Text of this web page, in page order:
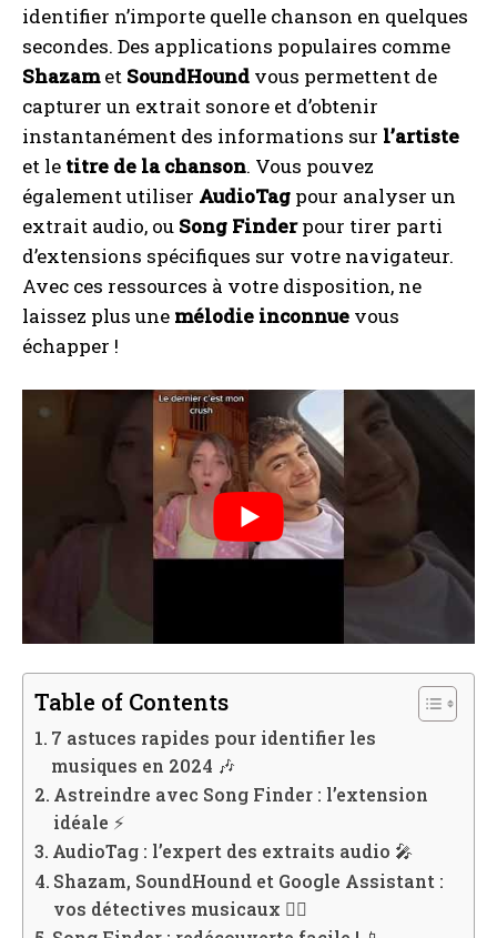
identifier n’importe quelle chanson en quelques
secondes. Des applications populaires comme
Shazamet SoundHound vous permettent de
capturer un extrait sonore et d’obtenir
instantanément des informations sur l’artiste
et le titre de la chanson. Vous pouvez
également utiliser AudioTag pour analyser un
extrait audio, ou Song Finderpour tirer parti
d’extensions spécifiques sur votre navigateur.
Avec ces ressources à votre disposition, ne
laissez plus une mélodie inconnue vous
échapper !
Table of Contents
7 astuces rapides pour identifier les
musiques en 2024 🎶
Astreindre avec Song Finder : l’extension
idéale ⚡
AudioTag : l’expert des extraits audio 🎤
Shazam, SoundHound et Google Assistant :
vos détectives musicaux 🕵️‍♂️